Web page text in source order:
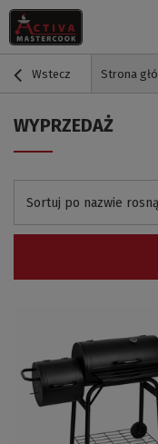
Wstecz Strona
WYPRZEDAŻ
Sortuj po nazwie